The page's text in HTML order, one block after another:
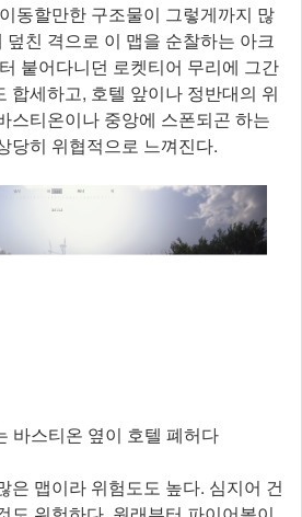
동할만한 구조물이 그렇게까지 많
덮친 격으로 이 맵을 순찰하는 아크
붙어다니던 로켓티어 무리에 그간
합세하고, 호텔 앞이나 정반대의 위
스티온이나 중앙에 스폰되곤 하는
당히 위협적으로 느껴진다.
바스티온 옆이 호텔 폐허다
은 맵이라 위험도도 높다. 심지어 건